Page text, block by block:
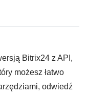
Bitrix24 z API,
możesz łatwo
odwiedź